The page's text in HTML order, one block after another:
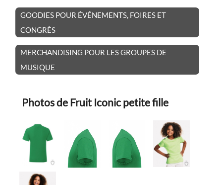
GOODIES POUR ÉVÉNEMENTS, FOIRES ET
CONGRÈS
MERCHANDISING POUR LES GROUPES DE
MUSIQUE
Photos de Fruit Iconic petite fille